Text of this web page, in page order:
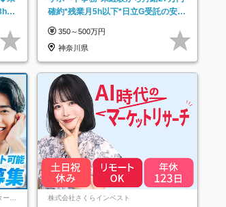
確約*残業月5h以下*日立G受託の安定
350～500万円
神奈川県
ネ
株式会社さくらインベスト